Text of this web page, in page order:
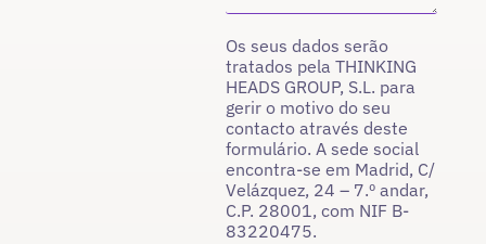
Os seus dados serão
tratados pela THINKING
HEADS GROUP, S.L. para
gerir o motivo do seu
contacto através deste
formulário. A sede social
encontra-se em Madrid, C/
Velázquez, 24 – 7.º andar,
C.P. 28001, com NIF B-
83220475.